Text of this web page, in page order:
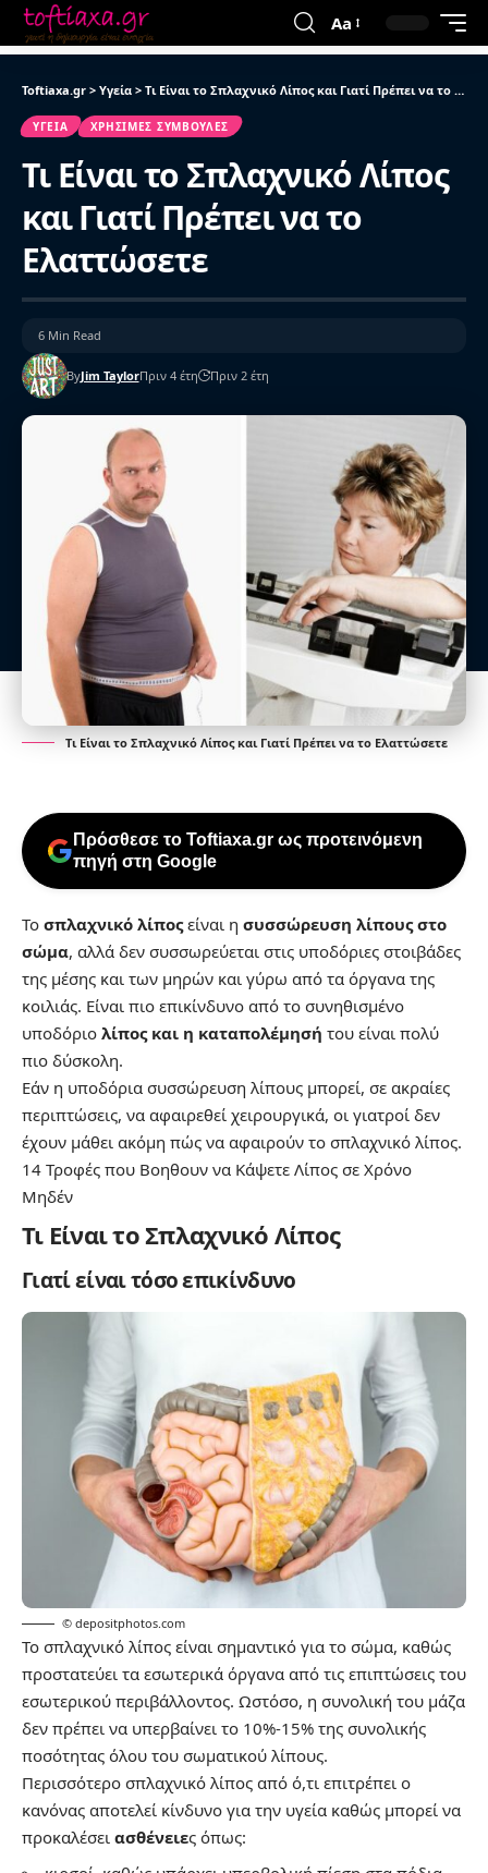
Aa
Toftiaxa.gr > Υγεία > Τι Είναι το Σπλαχνικό Λίπος και Γιατί Πρέπει να το Ελαττώσετε
ΥΓΕΊΑ ΧΡΉΣΙΜΕΣ ΣΥΜΒΟΥΛΈΣ
Τι Είναι το Σπλαχνικό Λίπος
και Γιατί Πρέπει να το
Ελαττώσετε
ByJim TaylorΠριν 4 έτη Πριν 2 έτη
6 Min Read
Τι Είναι το Σπλαχνικό Λίπος και Γιατί Πρέπει να το Ελαττώσετε
Πρόσθεσε το Toftiaxa.gr ως προτεινόμενη
πηγή στη Google
Το σπλαχνικό λίποςείναι η συσσώρευση λίπους στο
σώμα, αλλά δεν συσσωρεύεται στις υποδόριες στοιβάδες
της μέσης και των μηρών και γύρω από τα όργανα της
κοιλιάς. Είναι πιο επικίνδυνο από το συνηθισμένο
υποδόριο λίπος και η καταπολέμησή του είναι πολύ
πιο δύσκολη.
Εάν η υποδόρια συσσώρευση λίπους μπορεί, σε ακραίες
περιπτώσεις, να αφαιρεθεί χειρουργικά, οι γιατροί δεν
έχουν μάθει ακόμη πώς να αφαιρούν το σπλαχνικό λίπος.
14 Τροφές που Βοηθουν να Κάψετε Λίπος σε Χρόνο
Μηδέν
Τι Είναι το Σπλαχνικό Λίπος
Γιατί είναι τόσο επικίνδυνο
© depositphotos.com
Το σπλαχνικό λίπος είναι σημαντικό για το σώμα, καθώς
προστατεύει τα εσωτερικά όργανα από τις επιπτώσεις του
εσωτερικού περιβάλλοντος. Ωστόσο, η συνολική του μάζα
δεν πρέπει να υπερβαίνει το 10%-15% της συνολικής
ποσότητας όλου του σωματικού λίπους.
Περισσότερο σπλαχνικό λίπος από ό,τι επιτρέπει ο
κανόνας αποτελεί κίνδυνο για την υγεία καθώς μπορεί να
προκαλέσει ασθένειες όπως: